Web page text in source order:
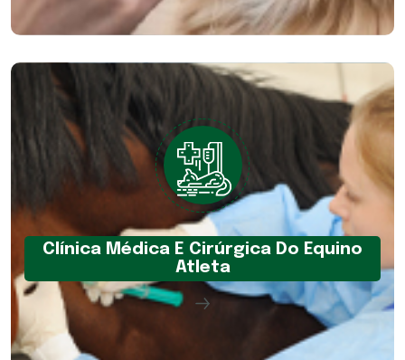
Clínica Médica E Cirúrgica Do Equino
Atleta